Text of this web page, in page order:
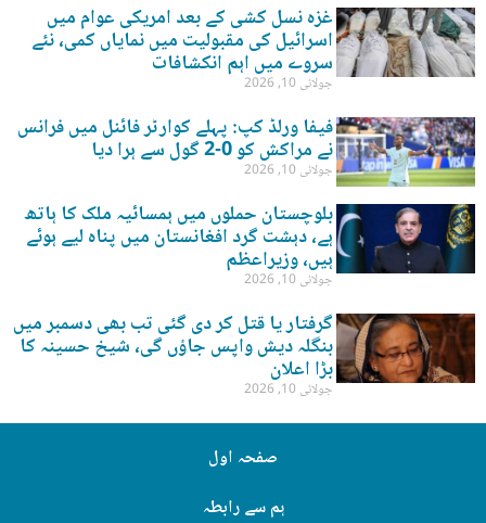
غزہ نسل کشی کے بعد امریکی عوام میں
اسرائیل کی مقبولیت میں نمایاں کمی، نئے
سروے میں اہم انکشافات
جولائی 10, 2026
فیفا ورلڈ کپ: پہلے کوارٹر فائنل میں فرانس
نے مراکش کو 0-2 گول سے ہرا دیا
جولائی 10, 2026
بلوچستان حملوں میں ہمسائیہ ملک کا ہاتھ
ہے، دہشت گرد افغانستان میں پناہ لیے ہوئے
ہیں، وزیراعظم
جولائی 10, 2026
گرفتار یا قتل کر دی گئی تب بھی دسمبر میں
بنگلہ دیش واپس جاؤں گی، شیخ حسینہ کا
بڑا اعلان
جولائی 10, 2026
صفحہ اول
ہم سے رابطہ